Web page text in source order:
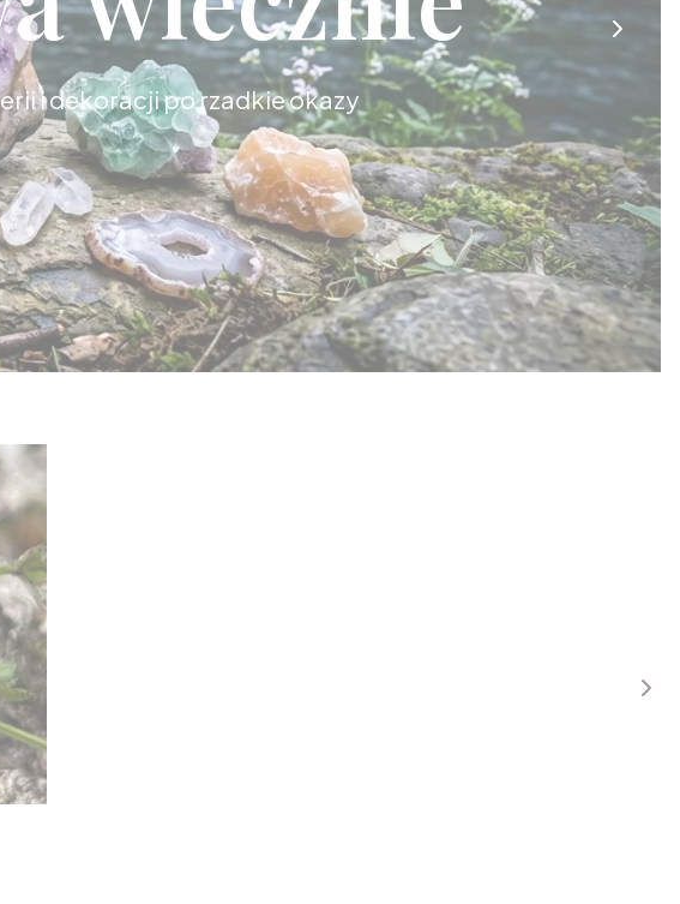
i dekoracji po rzadkie okazy